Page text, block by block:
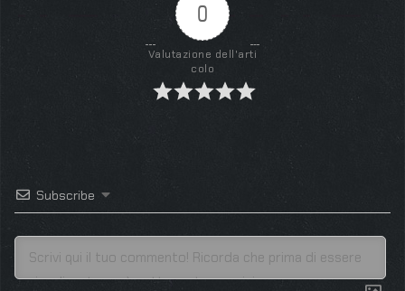
0
Valutazione dell'arti
colo
Subscribe